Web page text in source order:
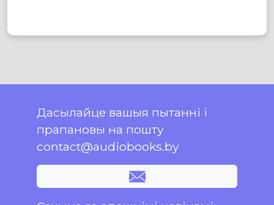
Дасылайце вашыя пытанні і
прапановы на пошту
contact@audiobooks.by